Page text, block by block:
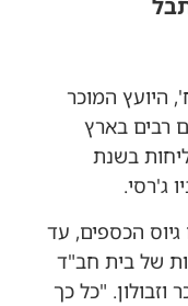
היועץ המוכר
רבים בארץ
בשנת
ג'רסי.
הכספים, עד
של בית חב"ד
"כל כך